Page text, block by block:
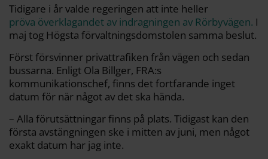
Tidigare i år valde regeringen att inte heller
pröva överklagandet av indragningen av Rörbyvägen. I
maj tog Högsta förvaltningsdomstolen samma beslut.
Först försvinner privattrafiken från vägen och sedan
bussarna. Enligt Ola Billger, FRA:s
kommunikationschef, finns det fortfarande inget
datum för när något av det ska hända.
– Alla förutsättningar finns på plats. Tidigast kan den
första avstängningen ske i mitten av juni, men något
exakt datum har jag inte.